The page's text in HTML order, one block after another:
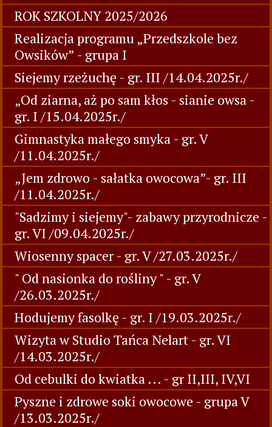
ROK SZKOLNY 2025/2026
Realizacja programu „Przedszkole bez
Owsików” - grupa I
Siejemy rzeżuchę - gr. III /14.04.2025r./
„Od ziarna, aż po sam kłos - sianie owsa -
gr. I /15.04.2025r./
Gimnastyka małego smyka - gr. V
/11.04.2025r./
„Jem zdrowo - sałatka owocowa”- gr. III
/11.04.2025r./
"Sadzimy i siejemy"- zabawy przyrodnicze -
gr. VI /09.04.2025r./
Wiosenny spacer - gr. V /27.03.2025r./
" Od nasionka do rośliny " - gr. V
/26.03.2025r./
Hodujemy fasolkę - gr. I /19.03.2025r./
Wizyta w Studio Tańca Nelart - gr. VI
/14.03.2025r./
Od cebulki do kwiatka ... - gr II,III, IV,VI
Pyszne i zdrowe soki owocowe - grupa V
/13.03.2025r./